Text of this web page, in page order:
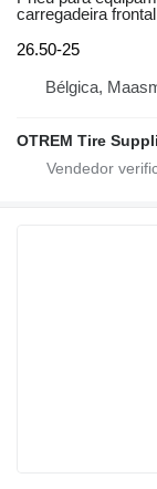
carregadeira frontal
26.50-25
Bélgica,
OTREM Tire